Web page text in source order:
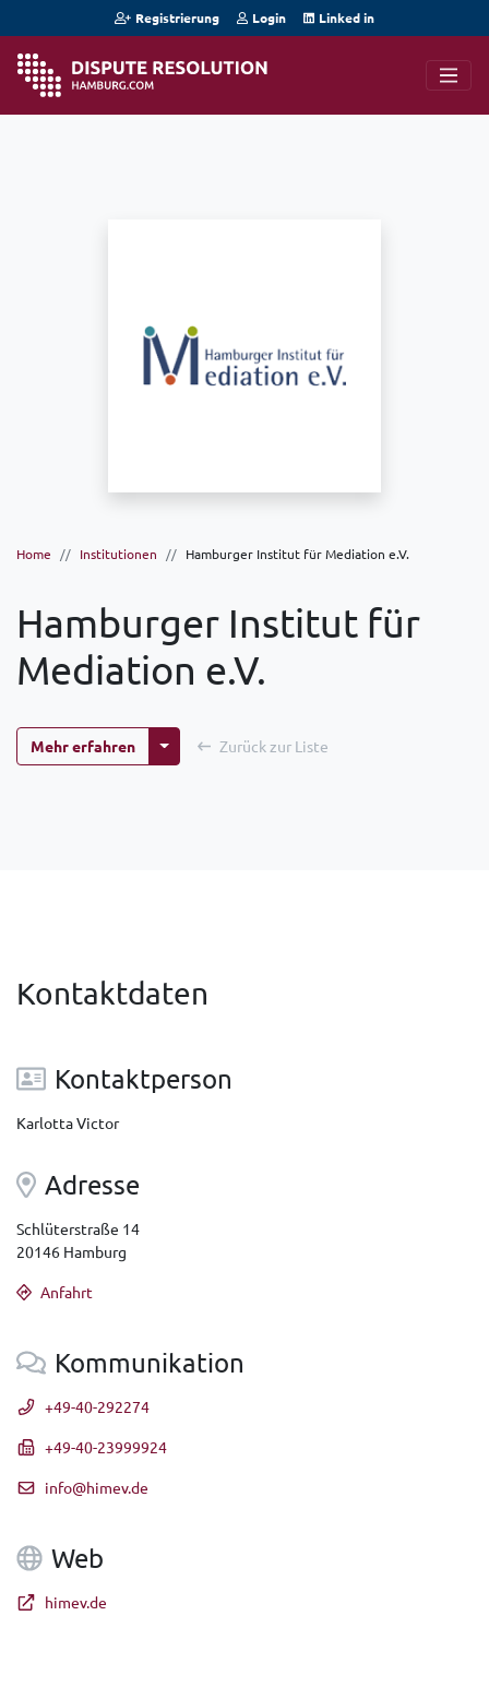
Registrierung Login Linked in
Home Institutionen Hamburger Institut für Mediation e.V.
Hamburger Institut für
Mediation e.V.
Mehr erfahren Weitere Optionen
Zurück zur Liste
Kontaktdaten
Kontaktperson
Karlotta Victor
Adresse
Schlüterstraße 14
20146 Hamburg
Anfahrt
Kommunikation
+49-40-292274
+49-40-23999924
info@himev.de
Web
himev.de